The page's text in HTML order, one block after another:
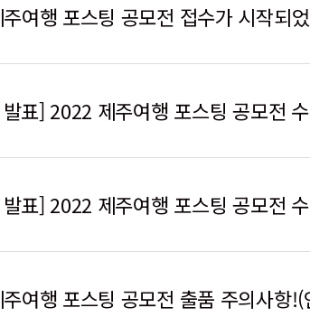
여행 포스팅 공모전 접수가 시작되
표] 2022 제주여행 포스팅 공모전
표] 2022 제주여행 포스팅 공모전
여행 포스팅 공모전 출품 주의사항